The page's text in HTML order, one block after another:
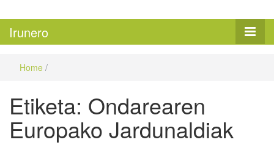
Irunero
Home /
Etiketa: Ondarearen
Europako Jardunaldiak